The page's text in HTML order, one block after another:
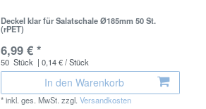
Deckel klar für Salatschale Ø185mm 50 St.
(rPET)
6,99 € *
50 Stück | 0,14 € / Stück
In den Warenkorb
*inkl. ges. MwSt. zzgl.Versandkosten